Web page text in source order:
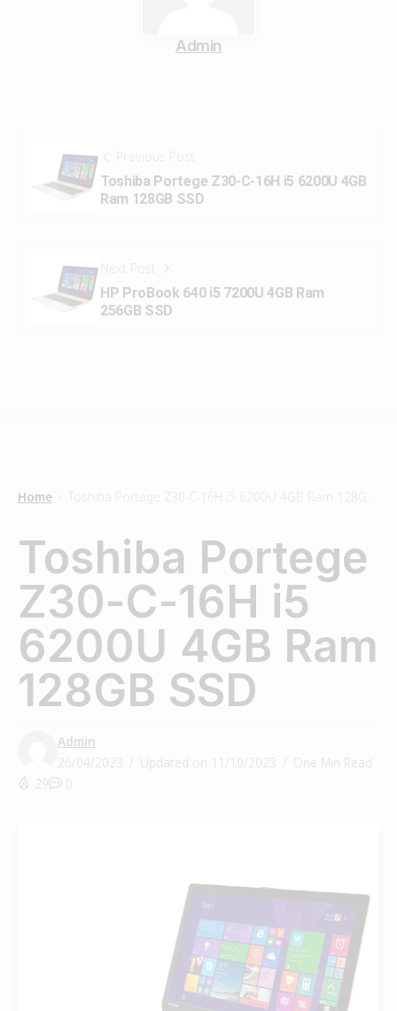
Admin
Previous Post
Toshiba Portege Z30-C-16H i5 6200U 4GB
Ram 128GB SSD
Next Post
HP ProBook 640 i5 7200U 4GB Ram
256GB SSD
Home Toshiba Portege Z30-C-16H i5 6200U 4GB Ram 128GB SSD
Toshiba Portege
Z30-C-16H i5
6200U 4GB Ram
128GB SSD
Admin
26/04/2023
Updated on 11/10/2023
One Min Read
29
0